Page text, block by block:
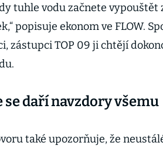
tuhle vodu začnete
popisuje ekonom ve FLOW.
zástupci TOP 09 ji chtějí
se daří navzdory všemu
také upozorňuje, že